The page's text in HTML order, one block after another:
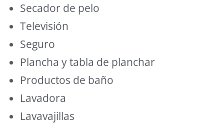
Secador de pelo
Televisión
Seguro
Plancha y tabla de planchar
Productos de baño
Lavadora
Lavavajillas